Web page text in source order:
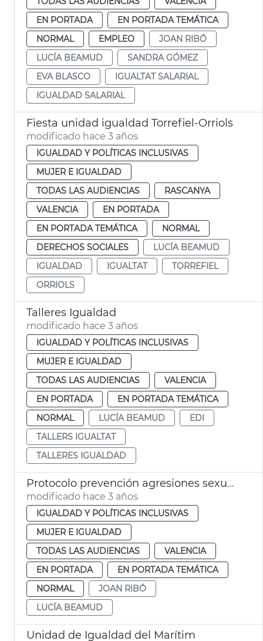
EN PORTADA
EN PORTADA TEMÁTICA
NORMAL
EMPLEO
JOAN RIBÓ
LUCÍA BEAMUD
SANDRA GÓMEZ
EVA BLASCO
IGUALTAT SALARIAL
IGUALDAD SALARIAL
Fiesta unidad igualdad Torrefiel-Orriols
modificado hace 3 años
IGUALDAD Y POLÍTICAS INCLUSIVAS
MUJER E IGUALDAD
TODAS LAS AUDIENCIAS
RASCANYA
VALENCIA
EN PORTADA
EN PORTADA TEMÁTICA
NORMAL
DERECHOS SOCIALES
LUCÍA BEAMUD
IGUALDAD
IGUALTAT
TORREFIEL
ORRIOLS
Talleres Igualdad
modificado hace 3 años
IGUALDAD Y POLÍTICAS INCLUSIVAS
MUJER E IGUALDAD
TODAS LAS AUDIENCIAS
VALENCIA
EN PORTADA
EN PORTADA TEMÁTICA
NORMAL
LUCÍA BEAMUD
EDI
TALLERS IGUALTAT
TALLERES IGUALDAD
Protocolo prevención agresiones sexuales
modificado hace 3 años
IGUALDAD Y POLÍTICAS INCLUSIVAS
MUJER E IGUALDAD
TODAS LAS AUDIENCIAS
VALENCIA
EN PORTADA
EN PORTADA TEMÁTICA
NORMAL
JOAN RIBÓ
LUCÍA BEAMUD
Unidad de Igualdad del Marítim